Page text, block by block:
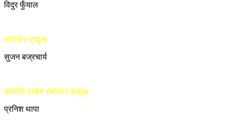
विदुर फुँयाल
समाचार प्रमुख
सुजन बज्रचार्य
बागमती प्रदेश समाचार प्रमुख
प्रनिश थापा